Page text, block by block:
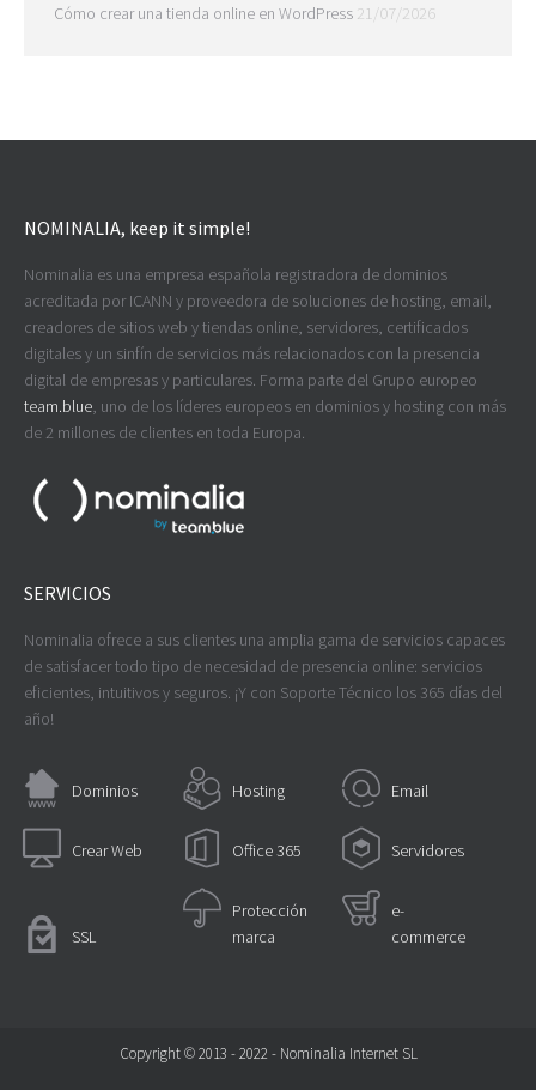
Cómo crear una tienda online en WordPress 21/07/2026
NOMINALIA, keep it simple!
Nominalia es una empresa española registradora de dominios
acreditada por ICANN y proveedora de soluciones de hosting, email,
creadores de sitios web y tiendas online, servidores, certificados
digitales y un sinfín de servicios más relacionados con la presencia
digital de empresas y particulares. Forma parte del Grupo europeo
team.blue, uno de los líderes europeos en dominios y hosting con más
de 2 millones de clientes en toda Europa.
SERVICIOS
Nominalia ofrece a sus clientes una amplia gama de servicios capaces
de satisfacer todo tipo de necesidad de presencia online: servicios
eficientes, intuitivos y seguros. ¡Y con Soporte Técnico los 365 días del
año!
Dominios Hosting Email
Crear Web Office 365 Servidores
SSL
Protección
marca
e-
commerce
Copyright © 2013 - 2022 - Nominalia Internet SL